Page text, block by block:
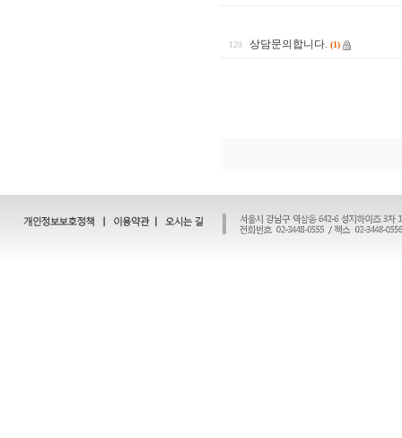
120 상담문의합니다. (1)